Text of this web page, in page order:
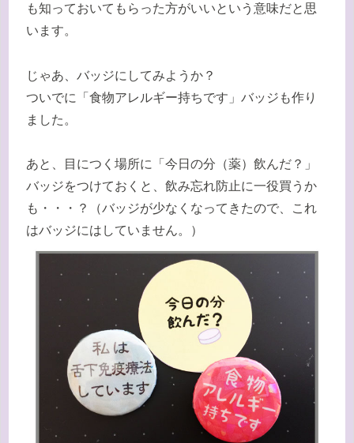
も知っておいてもらった方がいいという意味だと思
います。
じゃあ、バッジにしてみようか？
ついでに「食物アレルギー持ちです」バッジも作り
ました。
あと、目につく場所に「今日の分（薬）飲んだ？」
バッジをつけておくと、飲み忘れ防止に一役買うか
も・・・？（バッジが少なくなってきたので、これ
はバッジにはしていません。）